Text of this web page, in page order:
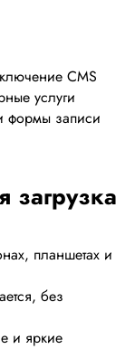
CMS
услуги
формы записи
загрузка
планшетах и
без
и яркие